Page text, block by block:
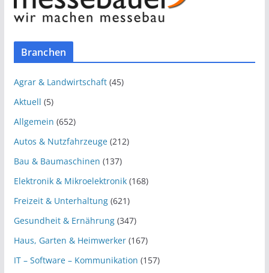
Branchen
Agrar & Landwirtschaft(45)
Aktuell (5)
Allgemein (652)
Autos & Nutzfahrzeuge(212)
Bau & Baumaschinen (137)
Elektronik & Mikroelektronik(168)
Freizeit & Unterhaltung(621)
Gesundheit & Ernährung(347)
Haus, Garten & Heimwerker(167)
IT – Software – Kommunikation (157)